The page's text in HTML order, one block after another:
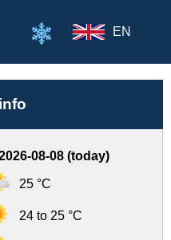
EN
08-08 (today)
25 °C
24 to 25 °C